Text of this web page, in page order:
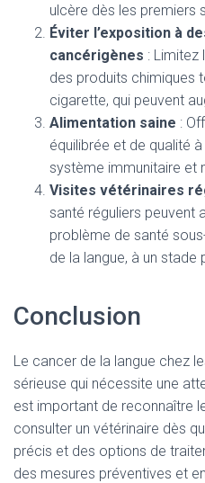
ulcère dès les premiers
Éviter l’exposition à
cancérigènes : Limitez
des produits chimiques
cigarette, qui peuvent
Alimentation saine :
équilibrée et de qualité
système immunitaire et
Visites vétérinaires
santé réguliers peuvent
problème de santé
de la langue, à un stade
Conclusion
Le cancer de la langue chez
sérieuse qui nécessite une
est important de reconnaître
consulter un vétérinaire dès
précis et des options de
des mesures préventives et